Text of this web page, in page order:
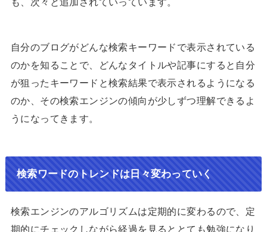
自分のブログがどんな検索キーワードで表示されている
のかを知ることで、どんなタイトルや記事にすると自分
が狙ったキーワードと検索結果で表示されるようになる
のか、その検索エンジンの傾向が少しずつ理解できるよ
うになってきます。
検索ワードのトレンドは日々変わっていく
検索エンジンのアルゴリズムは定期的に変わるので、定
期的にチェックしながら経過を見るととても勉強になり